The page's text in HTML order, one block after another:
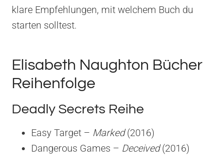
klare Empfehlungen, mit welchem Buch du
starten solltest.
Elisabeth Naughton Bücher
Reihenfolge
Deadly Secrets Reihe
Easy Target – Marked(2016)
Dangerous Games – Deceived(2016)